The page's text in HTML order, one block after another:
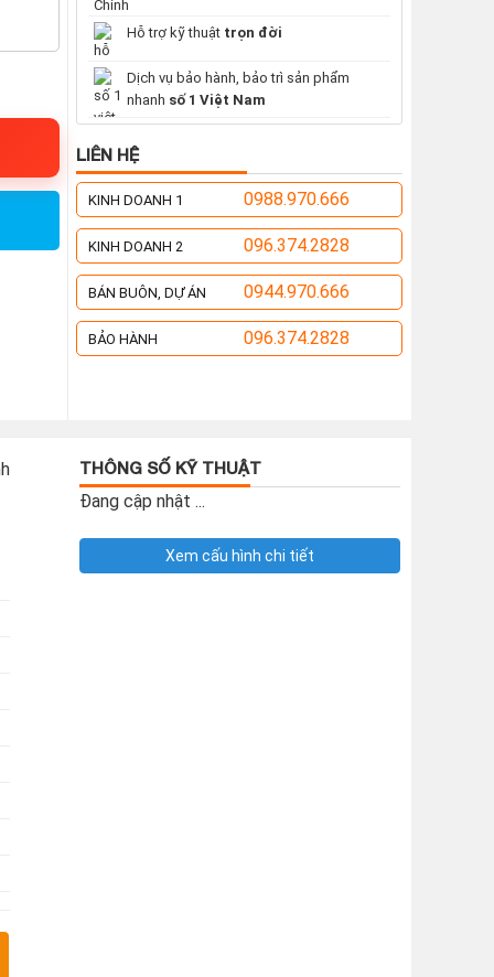
Hỗ trợ kỹ thuật trọn đời
Dịch vụ bảo hành, bảo trì sản phẩm
nhanh số 1 Việt Nam
LIÊN HỆ
KINH DOANH 1 0988.970.666
KINH DOANH 2 096.374.2828
BÁN BUÔN, DỰ ÁN 0944.970.666
BẢO HÀNH 096.374.2828
THÔNG SỐ KỸ THUẬT
Đang cập nhật ...
Xem cấu hình chi tiết